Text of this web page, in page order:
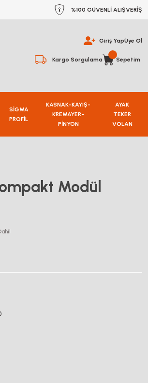
%100 GÜVENLİ ALIŞVERİŞ
Giriş YapÜye Ol
Kargo Sorgulama Sepetim
SİGMA
PROFİL
KASNAK-KAYIŞ-
KREMAYER-
PİNYON
AYAK
TEKER
VOLAN
Modül